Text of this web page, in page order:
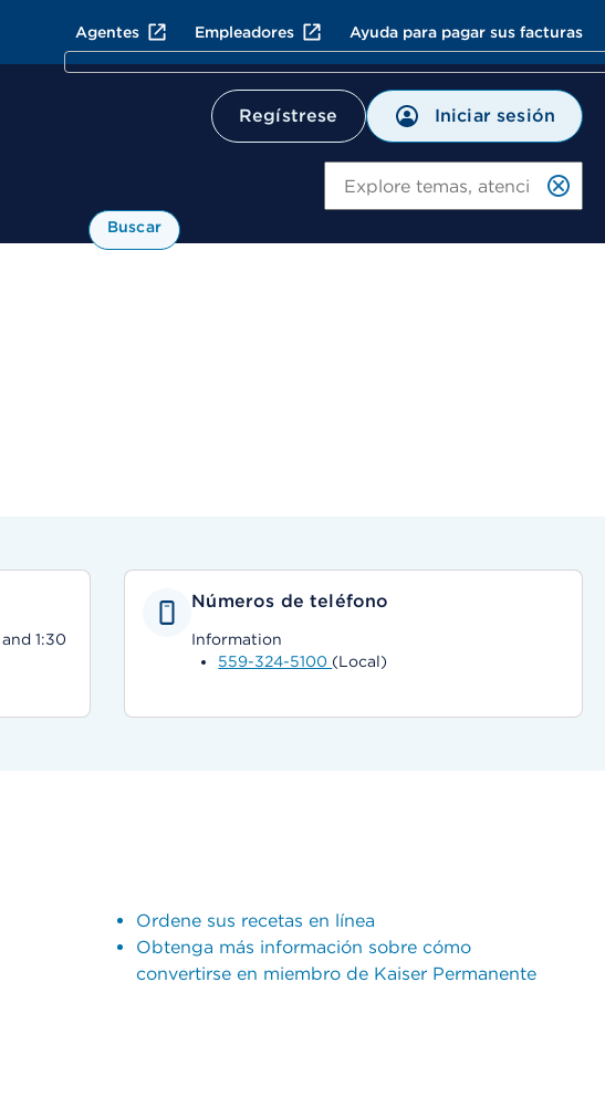
Agentes Empleadores Ayuda para pagar sus facturas
Regístrese Iniciar sesión
Buscar
1:30
Números de teléfono
Information
559-324-5100 (Local)
Ordene sus recetas en línea
Obtenga más información sobre cómo
convertirse en miembro de Kaiser Permanente